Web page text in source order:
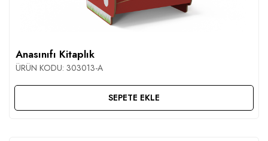
Anasınıfı Kitaplık
ÜRÜN KODU: 303013-A
SEPETE EKLE